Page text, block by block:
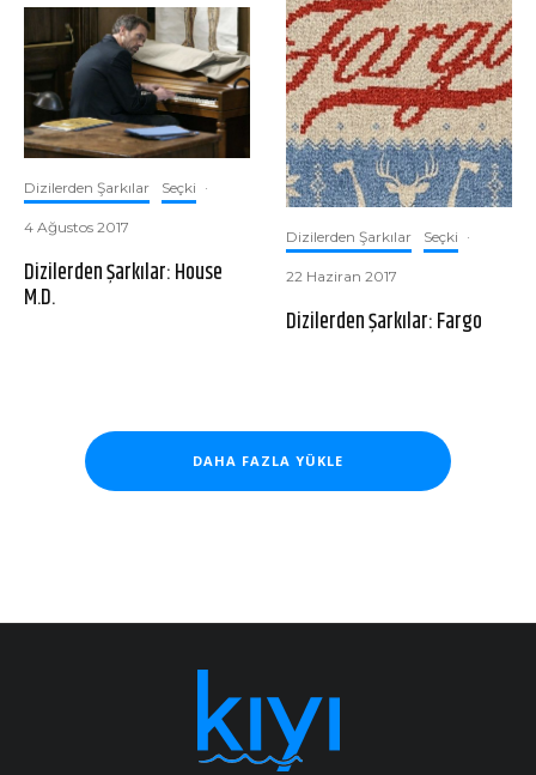
Dizilerden Şarkılar Seçki ·
4 Ağustos 2017
Dizilerden Şarkılar: House
M.D.
Dizilerden Şarkılar Seçki ·
22 Haziran 2017
Dizilerden Şarkılar: Fargo
DAHA FAZLA YÜKLE